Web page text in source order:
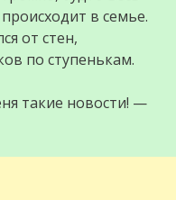
в семье.
от стен,
по ступенькам.
такие новости! —